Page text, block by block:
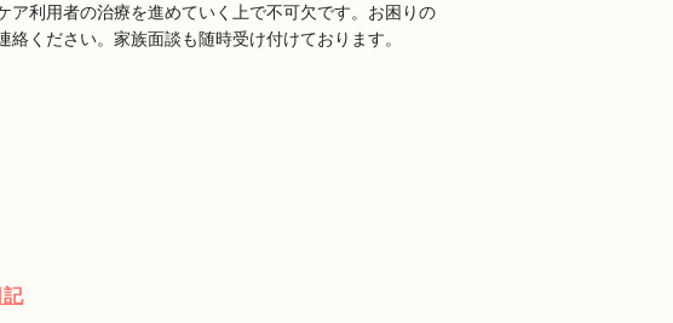
利用者の治療を進めていく上で不可欠です。お困りの
ください。家族面談も随時受け付けております。
記